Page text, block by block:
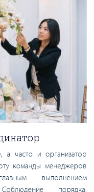
а часто и организатор
команды менеджеров
- выполнением
порядка,